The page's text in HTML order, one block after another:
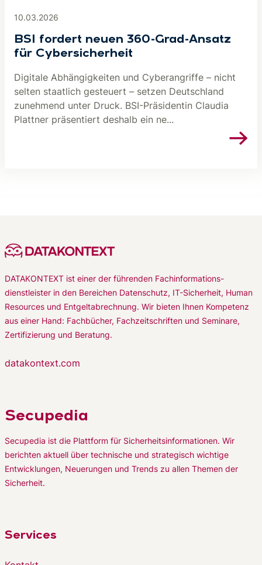
10.03.2026
BSI fordert neuen 360-Grad-Ansatz
für Cybersicherheit
Digitale Abhängigkeiten und Cyberangriffe – nicht
selten staatlich gesteuert – setzen Deutschland
zunehmend unter Druck. BSI-Präsidentin Claudia
Plattner präsentiert deshalb ein ne...
DATAKONTEXT ist einer der führenden Fachinformations-
dienstleister in den Bereichen Datenschutz, IT-Sicherheit, Human
Resources und Entgeltabrechnung. Wir bieten Ihnen Kompetenz
aus einer Hand: Fachbücher, Fachzeitschriften und Seminare,
Zertifizierung und Beratung.
datakontext.com
Secupedia
Secupedia ist die Plattform für Sicherheitsinformationen. Wir
berichten aktuell über technische und strategisch wichtige
Entwicklungen, Neuerungen und Trends zu allen Themen der
Sicherheit.
Services